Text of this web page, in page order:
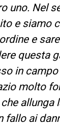
uno. Nel
e siamo
e
questa
in
molto
allunga
fallo ai